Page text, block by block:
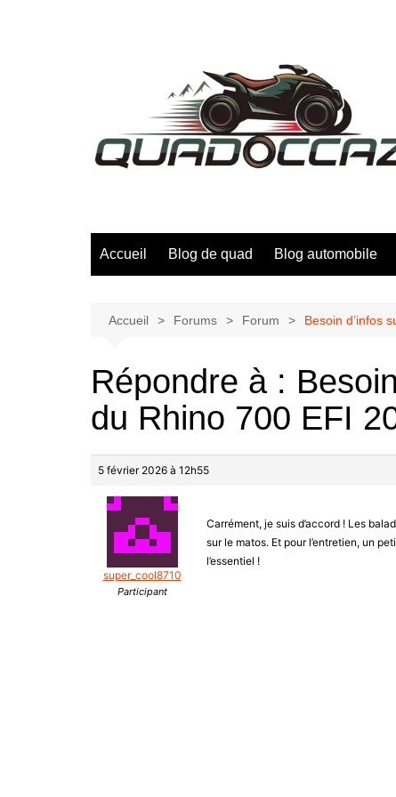
Accueil Blog de quad Blog automobile
Accueil Forums Forum Besoin d’infos
Répondre à :
du Rhino 700 EFI
5 février 2026 à 12h55
super_cool8710
Participant
Carrément, je suis d’accord ! Les
sur le matos. Et pour l’entretien, un
l’essentiel !